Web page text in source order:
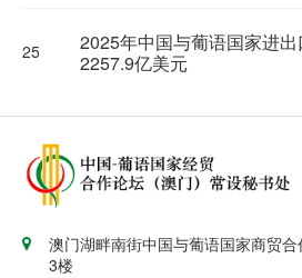
25
2025年中国与葡语国家进
2257.9亿美元
澳门湖畔南街中国与葡语国家商贸
3楼